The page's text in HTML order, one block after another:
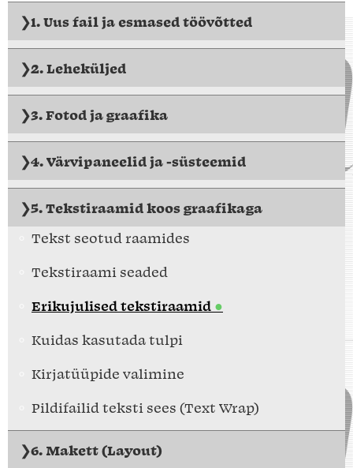
1. Uus fail ja esmased töövõtted
2. Leheküljed
3. Fotod ja graafika
4. Värvipaneelid ja -süsteemid
5. Tekstiraamid koos graafikaga
Tekst seotud raamides
Tekstiraami seaded
Erikujulised tekstiraamid
Kuidas kasutada tulpi
Kirjatüüpide valimine
Pildifailid teksti sees (Text Wrap)
6. Makett (Layout)